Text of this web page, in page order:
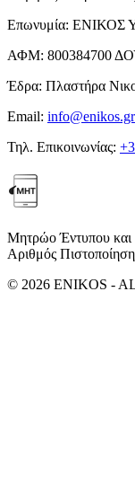
Επωνυμία: ΕΝΙΚΟΣ
ΑΦΜ: 800384700
Έδρα: Πλαστήρα
Email: info@enikos.gr
Τηλ. Επικοινωνίας:
Μητρώο Έντυπου και
Αριθμός
© 2026 ENIKOS -